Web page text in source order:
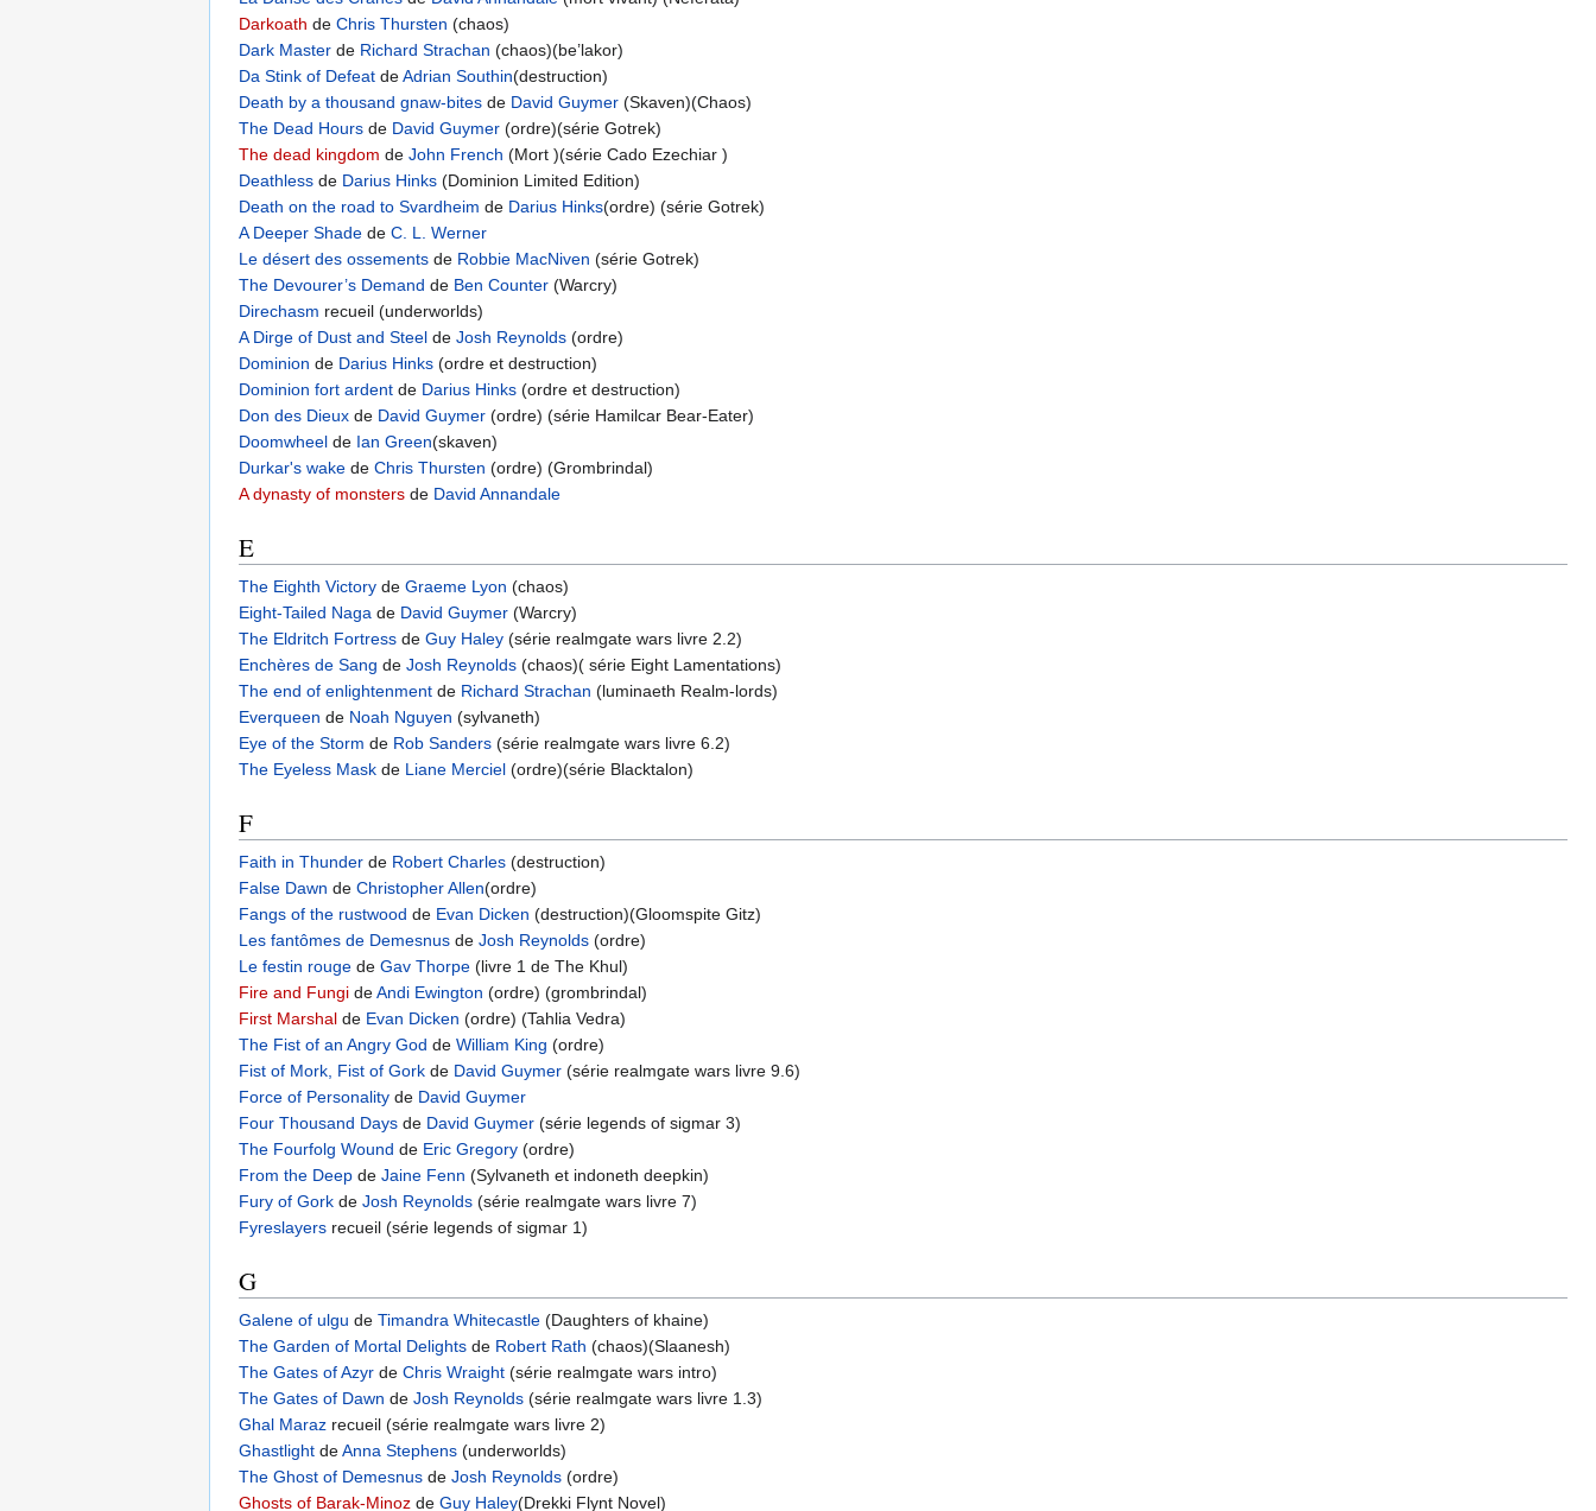
Darkoath de Chris Thursten (chaos)
Dark Master de Richard Strachan (chaos)(be’lakor)
Da Stink of Defeat deAdrian Southin(destruction)
Death by a thousand gnaw-bites de David Guymer (Skaven)(Chaos)
The Dead Hours de David Guymer (ordre)(série Gotrek)
The dead kingdom de John French (Mort )(série Cado Ezechiar )
Deathless de Darius Hinks (Dominion Limited Edition)
Death on the road to Svardheim de Darius Hinks(ordre) (série Gotrek)
A Deeper Shade de C. L. Werner
Le désert des ossements de Robbie MacNiven (série Gotrek)
The Devourer’s Demand de Ben Counter (Warcry)
Direchasm recueil (underworlds)
A Dirge of Dust and Steel de Josh Reynolds (ordre)
Dominion de Darius Hinks (ordre et destruction)
Dominion fort ardent de Darius Hinks (ordre et destruction)
Don des Dieux de David Guymer (ordre) (série Hamilcar Bear-Eater)
Doomwheel de Ian Green(skaven)
Durkar's wake de Chris Thursten (ordre) (Grombrindal)
A dynasty of monsters de David Annandale
E
The Eighth Victory de Graeme Lyon (chaos)
Eight-Tailed Naga de David Guymer (Warcry)
The Eldritch Fortress de Guy Haley (série realmgate wars livre 2.2)
Enchères de Sang de Josh Reynolds (chaos)( série Eight Lamentations)
The end of enlightenment de Richard Strachan (luminaeth Realm-lords)
Everqueen de Noah Nguyen (sylvaneth)
Eye of the Storm de Rob Sanders (série realmgate wars livre 6.2)
The Eyeless Mask de Liane Merciel (ordre)(série Blacktalon)
F
Faith in Thunder de Robert Charles (destruction)
False Dawn de Christopher Allen(ordre)
Fangs of the rustwood de Evan Dicken (destruction)(Gloomspite Gitz)
Les fantômes de Demesnus de Josh Reynolds (ordre)
Le festin rouge de Gav Thorpe (livre 1 de The Khul)
Fire and Fungi deAndi Ewington (ordre) (grombrindal)
First Marshal de Evan Dicken (ordre) (Tahlia Vedra)
The Fist of an Angry God de William King (ordre)
Fist of Mork, Fist of Gork de David Guymer (série realmgate wars livre 9.6)
Force of Personality de David Guymer
Four Thousand Days de David Guymer (série legends of sigmar 3)
The Fourfolg Wound de Eric Gregory (ordre)
From the Deep de Jaine Fenn (Sylvaneth et indoneth deepkin)
Fury of Gork de Josh Reynolds (série realmgate wars livre 7)
Fyreslayers recueil (série legends of sigmar 1)
G
Galene of ulgu de Timandra Whitecastle (Daughters of khaine)
The Garden of Mortal Delights de Robert Rath (chaos)(Slaanesh)
The Gates of Azyr de Chris Wraight (série realmgate wars intro)
The Gates of Dawn de Josh Reynolds (série realmgate wars livre 1.3)
Ghal Maraz recueil (série realmgate wars livre 2)
Ghastlight deAnna Stephens (underworlds)
The Ghost of Demesnus de Josh Reynolds (ordre)
Ghosts of Barak-Minoz de Guy Haley(Drekki Flynt Novel)